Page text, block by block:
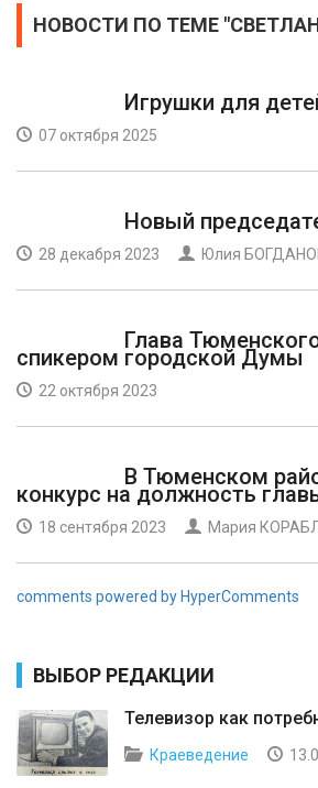
НОВОСТИ ПО ТЕМЕ
Игрушки для
07 октября 2025
Новый
28 декабря 2023 Юлия
Глава
спикером городской Думы
22 октября 2023
В Тюменском
конкурс на должность
18 сентября 2023 Мария
comments powered by HyperComments
ВЫБОР РЕДАКЦИИ
Телевизор как
Краеведение